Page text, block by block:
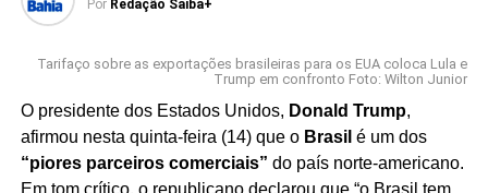
Por Redação Saiba+
Tarifaço sobre as exportações brasileiras para os EUA coloca Lula e
Trump em confronto Foto: Wilton Junior
O presidente dos Estados Unidos, Donald Trump,
afirmou nesta quinta-feira (14) que o Brasil é um dos
“piores parceiros comerciais” do país norte-americano.
Em tom crítico, o republicano declarou que “o Brasil tem